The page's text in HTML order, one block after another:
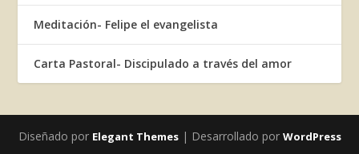
Meditación- Felipe el evangelista
Carta Pastoral- Discipulado a través del amor
Diseñado por Elegant Themes| Desarrollado por WordPress